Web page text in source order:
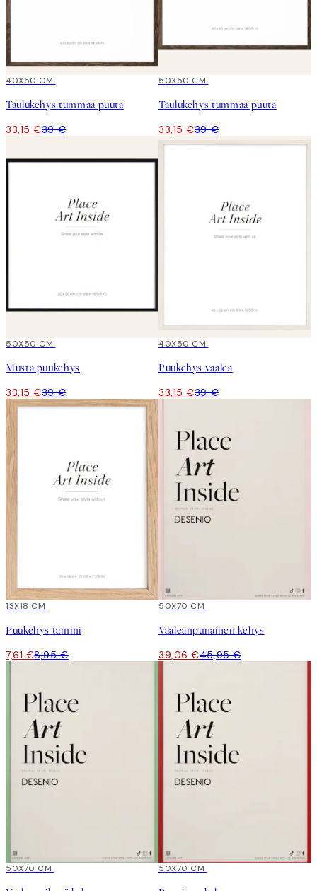
15%*
40X50 CM
Taulukehys tummaa puuta
33,15 €39 €
15%*
50X50 CM
Taulukehys tummaa puuta
33,15 €39 €
15%*
50X50 CM
Musta puukehys
33,15 €39 €
15%*
40X50 CM
Puukehys vaalea
33,15 €39 €
15%*
13X18 CM
Puukehys tammi
7,61 €8,95 €
15%*
50X70 CM
Vaaleanpunainen kehys
39,06 €45,95 €
15%*
50X70 CM 15%*
50X70 CM